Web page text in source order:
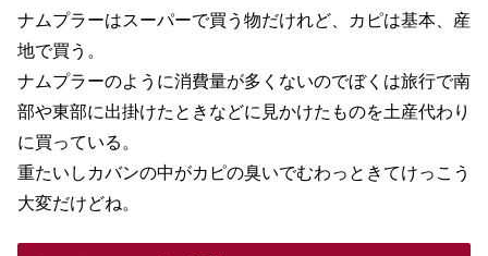
ナムプラーはスーパーで買う物だけれど、カピは基本、産
地で買う。
ナムプラーのように消費量が多くないのでぼくは旅行で南
部や東部に出掛けたときなどに見かけたものを土産代わり
に買っている。
重たいしカバンの中がカピの臭いでむわっときてけっこう
大変だけどね。